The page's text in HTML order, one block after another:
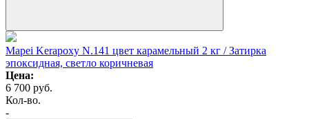
Mapei Kerapoxy N.141 цвет карамельный 2 кг / Затирка
эпоксидная, светло коричневая
Цена:
6 700 руб.
Кол-во.
-